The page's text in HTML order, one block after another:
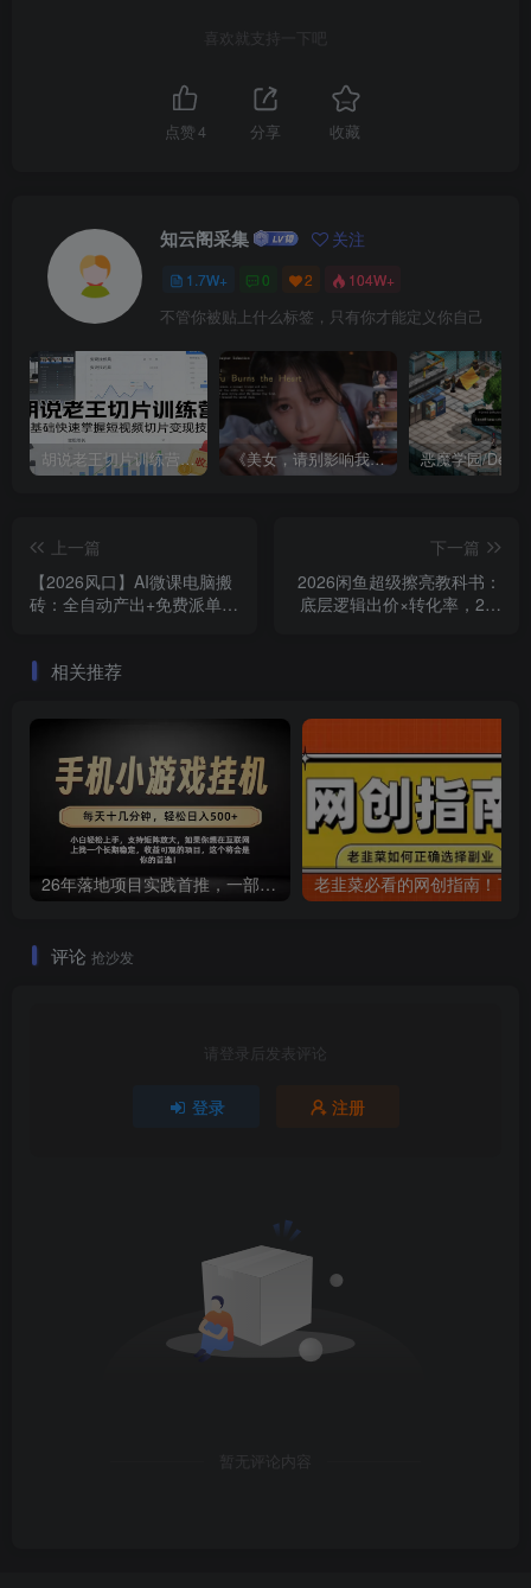
喜欢就支持一下吧
点赞4 分享 收藏
知云阁采集 关注
1.7W+ 0 2 104W+
不管你被贴上什么标签，只有你才能定义你自己
胡说老王切片训练营，零基础快速掌握短视频切片变现技巧 《美女，请别影响我成仙全球版》中文版
上一篇
【2026风口】AI微课电脑搬
砖：全自动产出+免费派单资
下一篇
2026闲鱼超级擦亮教科书：
底层逻辑出价×转化率，2小
相关推荐
26年落地项目实践首推，一部手机，轻松日入500+，长期稳定
评论 抢沙发
请登录后发表评论
登录 注册
暂无评论内容